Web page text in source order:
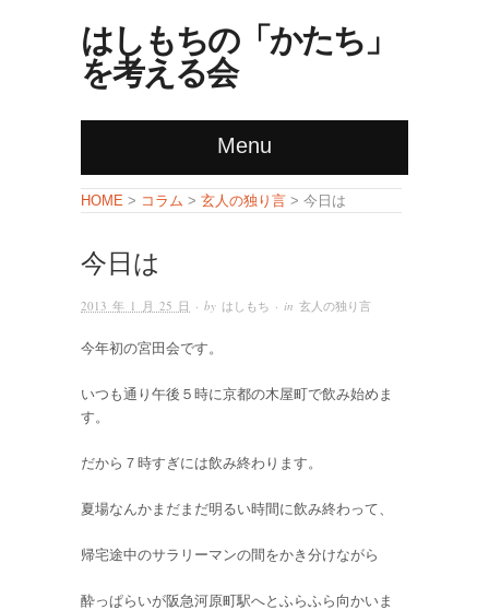
はしもちの「かたち」
を考える会
Menu
HOME > コラム > 玄人の独り言 > 今日は
今日は
2013 年 1 月 25 日 · by はしもち · in 玄人の独り言
今年初の宮田会です。
いつも通り午後５時に京都の木屋町で飲み始めま
す。
だから７時すぎには飲み終わります。
夏場なんかまだまだ明るい時間に飲み終わって、
帰宅途中のサラリーマンの間をかき分けながら
酔っぱらいが阪急河原町駅へとふらふら向かいま